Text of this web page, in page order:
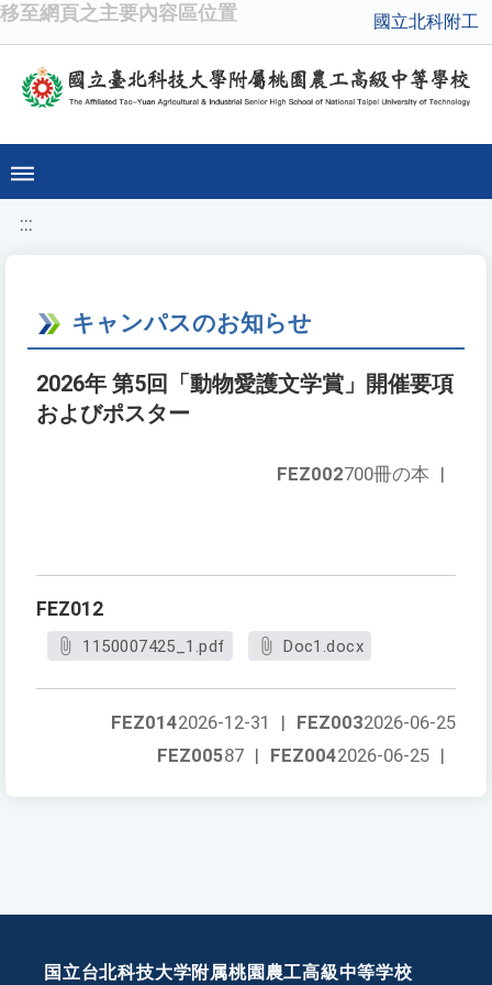
移至網頁之主要內容區位置 國立北科附工
:::
キャンパスのお知らせ
2026年 第5回「動物愛護文学賞」開催要項
およびポスター
FEZ002700冊の本 |
FEZ012
1150007425_1.pdf Doc1.docx
FEZ0032026-06-25
FEZ0142026-12-31
|
FEZ0042026-06-25 |
FEZ00587 |
国立台北科技大学附属桃園農工高級中等学校